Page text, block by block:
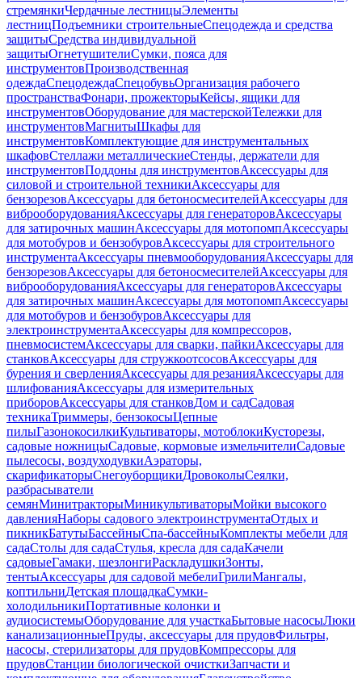
стремянкиЧердачные лестницыЭлементы
лестницПодъемники строительныеСпецодежда и средства
защитыСредства индивидуальной
защитыОгнетушителиСумки, пояса для
инструментовПроизводственная
одеждаСпецодеждаСпецобувьОрганизация рабочего
пространстваФонари, прожекторыКейсы, ящики для
инструментовОборудование для мастерскойТележки для
инструментовМагнитыШкафы для
инструментовКомплектующие для инструментальных
шкафовСтеллажи металлическиеСтенды, держатели для
инструментовПоддоны для инструментовАксессуары для
силовой и строительной техникиАксессуары для
бензорезовАксессуары для бетоносмесителейАксессуары для
виброоборудованияАксессуары для генераторовАксессуары
для затирочных машинАксессуары для мотопомпАксессуары
для мотобуров и бензобуровАксессуары для строительного
инструментаАксессуары пневмооборудованияАксессуары для
бензорезовАксессуары для бетоносмесителейАксессуары для
виброоборудованияАксессуары для генераторовАксессуары
для затирочных машинАксессуары для мотопомпАксессуары
для мотобуров и бензобуровАксессуары для
электроинструментаАксессуары для компрессоров,
пневмосистемАксессуары для сварки, пайкиАксессуары для
станковАксессуары для стружкоотсосовАксессуары для
бурения и сверленияАксессуары для резанияАксессуары для
шлифованияАксессуары для измерительных
приборовАксессуары для станковДом и садСадовая
техникаТриммеры, бензокосыЦепные
пилыГазонокосилкиКультиваторы, мотоблокиКусторезы,
садовые ножницыСадовые, кормовые измельчителиСадовые
пылесосы, воздуходувкиАэраторы,
скарификаторыСнегоуборщикиДровоколыСеялки,
разбрасыватели
семянМинитракторыМиникультиваторыМойки высокого
давленияНаборы садового электроинструментаОтдых и
пикникБатутыБассейныСпа-бассейныКомплекты мебели для
садаСтолы для садаСтулья, кресла для садаКачели
садовыеГамаки, шезлонгиРаскладушкиЗонты,
тентыАксессуары для садовой мебелиГрилиМангалы,
коптильниДетская площадкаСумки-
холодильникиПортативные колонки и
аудиосистемыОборудование для участкаБытовые насосыЛюки
канализационныеПруды, аксессуары для прудовФильтры,
насосы, стерилизаторы для прудовКомпрессоры для
прудовСтанции биологической очисткиЗапчасти и